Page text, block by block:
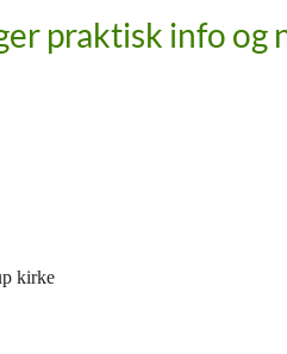
praktisk info og
kirke